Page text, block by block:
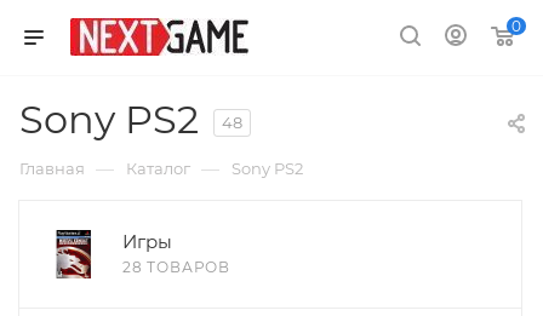
0
Sony PS2 48
Главная — Каталог — Sony PS2
Игры
28 ТОВАРОВ